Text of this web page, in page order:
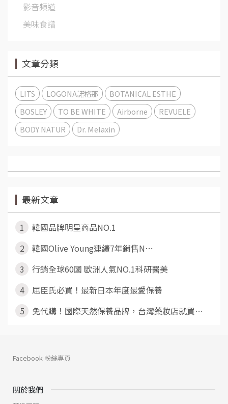
影音頻道
美味食譜
文章分類
LITS LOGONA諾格那
BOTANICAL ESTHE
BOSLEY
TO BE WHITE Airborne
REVUELE
BODY NATUR
Dr. Melaxin
最新文章
1
韓國品牌明星商品NO.1
2
韓國Olive Young連續7年銷售N⋯
3
行銷全球60國 歐洲人氣NO.1科研醫美
4
屈臣氏必買！最新日本年度最愛保養
5
免代購！國際天然保養品牌，台灣藥妝店就買⋯
關於我們
Facebook 粉絲專頁